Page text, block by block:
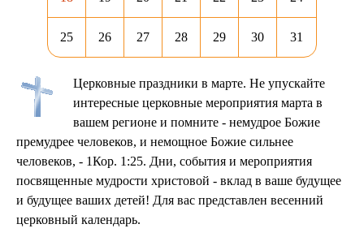
25 26 27 28 29 30 31
Церковные праздники в марте. Не упускайте
интересные церковные мероприятия марта в
вашем регионе и помните - немудрое Божие
премудрее человеков, и немощное Божие сильнее
человеков, - 1Кор. 1:25. Дни, события и мероприятия
посвященные мудрости христовой - вклад в ваше будущее
и будущее ваших детей! Для вас представлен весенний
церковный календарь.